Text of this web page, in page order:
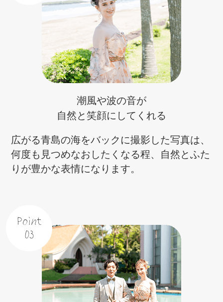
潮風や波の音が
自然と笑顔にしてくれる
広がる青島の海をバックに撮影した写真は、
何度も見つめなおしたくなる程、自然とふた
りが豊かな表情になります。
Point
03